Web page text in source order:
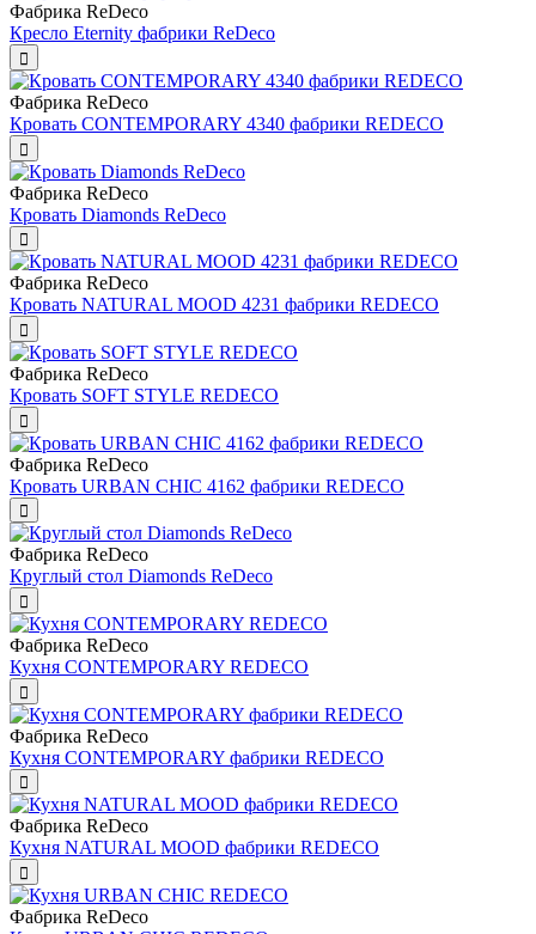
Фабрика ReDeco
Кресло Eternity фабрики ReDeco
Фабрика ReDeco
Кровать CONTEMPORARY 4340 фабрики REDECO
Фабрика ReDeco
Кровать Diamonds ReDeco
Фабрика ReDeco
Кровать NATURAL MOOD 4231 фабрики REDECO
Фабрика ReDeco
Кровать SOFT STYLE REDECO
Фабрика ReDeco
Кровать URBAN CHIC 4162 фабрики REDECO
Фабрика ReDeco
Круглый стол Diamonds ReDeco
Фабрика ReDeco
Кухня CONTEMPORARY REDECO
Фабрика ReDeco
Кухня CONTEMPORARY фабрики REDECO
Фабрика ReDeco
Кухня NATURAL MOOD фабрики REDECO
Фабрика ReDeco